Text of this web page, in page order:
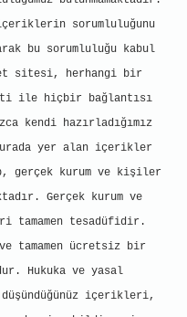
sorumluluğunu
bu sorumluluğu kabul
sitesi, herhangi bir
ile hiçbir bağlantısı
kendi hazırladığımız
yer alan içerikler
gerçek kurum ve kişiler
Gerçek kurum ve
tesadüfidir.
tamamen ücretsiz bir
Hukuka ve yasal
düşündüğünüz içerikleri,